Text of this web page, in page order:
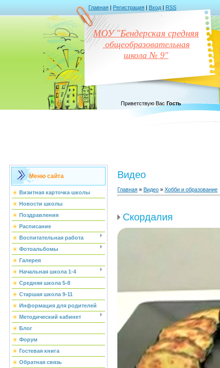
Главная | Регистрация | Вход | RSS
МОУ "Бендерская средняя
общеобразовательная
школа № 9"
Приветствую Вас Гость
Меню сайта
Визитная карточка школы
Новости школы
Поздравления
Расписание
Воспитательная работа
Фотоальбомы
Галерея
Начальная школа 1-4
Средняя школа 5-8
Старшая школа 9-11
Информация для родителей
Методический кабинет
Блог
Форум
Гостевая книга
Обратная связь
Видео
Главная » Видео » Хобби и образование
Скордалия